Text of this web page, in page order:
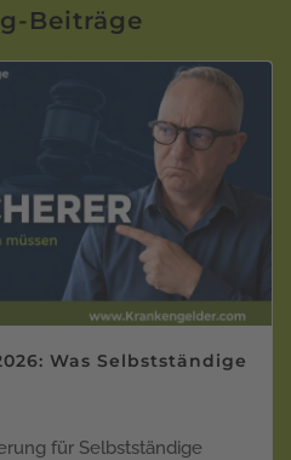
Beiträge
Was Selbstständige
für Selbstständige